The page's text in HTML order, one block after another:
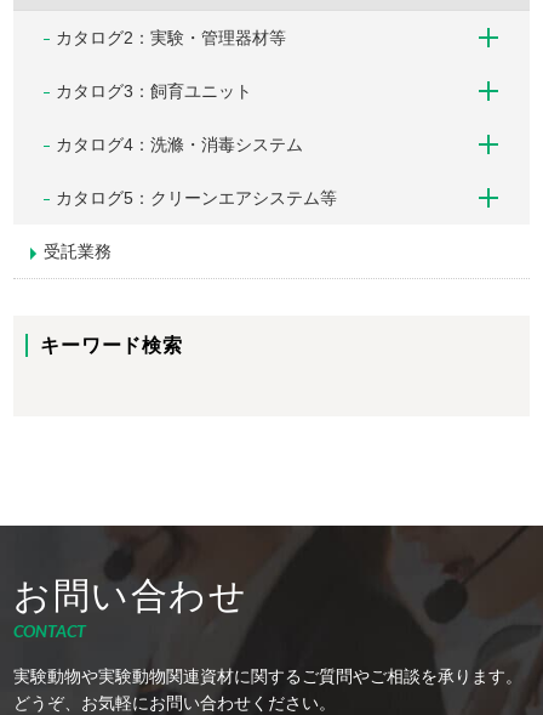
カタログ2：実験・管理器材等
カタログ3：飼育ユニット
カタログ4：洗滌・消毒システム
カタログ5：クリーンエアシステム等
受託業務
キーワード検索
お問い合わせ
CONTACT
実験動物や実験動物関連資材に関するご質問やご相談を承ります。
どうぞ、お気軽にお問い合わせください。